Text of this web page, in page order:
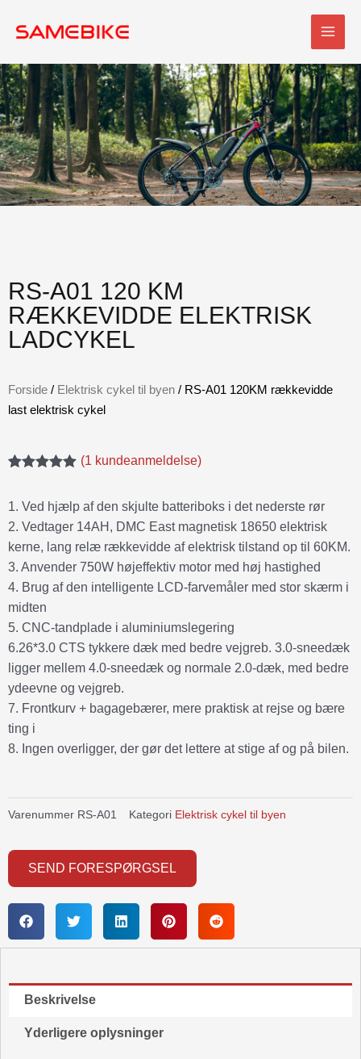
RS-A01 120 KM
RÆKKEVIDDE ELEKTRISK
LADCYKEL
Forside / Elektrisk cykel til byen / RS-A01 120KM rækkevidde
last elektrisk cykel
ud af 5
baseret på
kundebedømmelse
(1 kundeanmeldelse)
1. Ved hjælp af den skjulte batteriboks i det nederste rør
2. Vedtager 14AH, DMC East magnetisk 18650 elektrisk
kerne, lang relæ rækkevidde af elektrisk tilstand op til 60KM.
3. Anvender 750W højeffektiv motor med høj hastighed
4. Brug af den intelligente LCD-farvemåler med stor skærm i
midten
5. CNC-tandplade i aluminiumslegering
6.26*3.0 CTS tykkere dæk med bedre vejgreb. 3.0-sneedæk
ligger mellem 4.0-sneedæk og normale 2.0-dæk, med bedre
ydeevne og vejgreb.
7. Frontkurv + bagagebærer, mere praktisk at rejse og bære
ting i
8. Ingen overligger, der gør det lettere at stige af og på bilen.
Varenummer RS-A01 Kategori Elektrisk cykel til byen
SEND FORESPØRGSEL
Beskrivelse
Yderligere oplysninger